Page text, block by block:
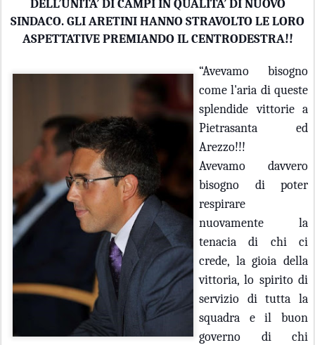
DELL’UNITA’ DI CAMPI IN QUALITA’ DI NUOVO
SINDACO. GLI ARETINI HANNO STRAVOLTO LE LORO
ASPETTATIVE PREMIANDO IL CENTRODESTRA!!
“Avevamo bisogno
come l'aria di queste
splendide vittorie a
Pietrasanta ed
Arezzo!!!
Avevamo davvero
bisogno di poter
respirare
nuovamente la
tenacia di chi ci
crede, la gioia della
vittoria, lo spirito di
servizio di tutta la
squadra e il buon
governo di chi